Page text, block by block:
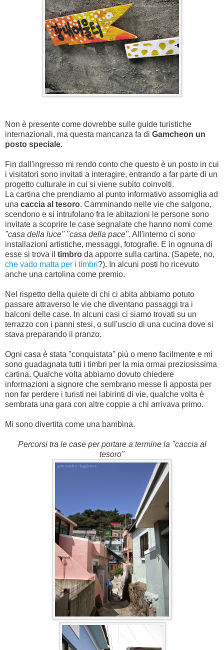
Non è presente come dovrebbe sulle guide turistiche
internazionali, ma questa mancanza fa di Gamcheon un
posto speciale.
Fin dall'ingresso mi rendo conto che questo è un posto in cui
i visitatori sono invitati a interagire, entrando a far parte di un
progetto culturale in cui si viene subito coinvolti.
La cartina che prendiamo al punto informativo assomiglia ad
una caccia al tesoro. Camminando nelle vie che salgono,
scendono e si intrufolano fra le abitazioni le persone sono
invitate a scoprire le case segnalate che hanno nomi come
"casa della luce" "casa della pace". All'interno ci sono
installazioni artistiche, messaggi, fotografie. E in ognuna di
esse si trova il timbro da apporre sulla cartina. (Sapete, no,
che vado matta per i timbri?). In alcuni posti ho ricevuto
anche una cartolina come premio.
Nel rispetto della quiete di chi ci abita abbiamo potuto
passare attraverso le vie che diventano passaggi tra i
balconi delle case. In alcuni casi ci siamo trovati su un
terrazzo con i panni stesi, o sull'uscio di una cucina dove si
stava preparando il pranzo.
Ogni casa è stata "conquistata" più o meno facilmente e mi
sono guadagnata tutti i timbri per la mia ormai preziosissima
cartina. Qualche volta abbiamo dovuto chiedere
informazioni a signore che sembrano messe lì apposta per
non far perdere i turisti nei labirinti di vie, qualche volta è
sembrata una gara con altre coppie a chi arrivava primo.
Mi sono divertita come una bambina.
Percorsi tra le case per portare a termine la "caccia al
tesoro"